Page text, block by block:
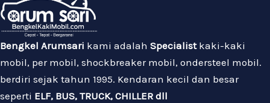
Bengkel Arumsari kami adalah Specialistkaki-kaki
mobil, per mobil, shockbreaker mobil, ondersteel mobil.
berdiri sejak tahun 1995. Kendaran kecil dan besar
seperti ELF, BUS, TRUCK, CHILLER dll